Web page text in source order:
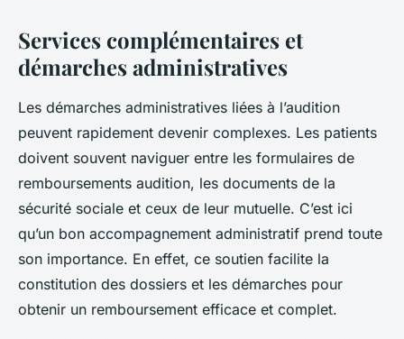
Services complémentaires et
démarches administratives
Les démarches administratives liées à l’audition
peuvent rapidement devenir complexes. Les patients
doivent souvent naviguer entre les formulaires de
remboursements audition, les documents de la
sécurité sociale et ceux de leur mutuelle. C’est ici
qu’un bon accompagnement administratif prend toute
son importance. En effet, ce soutien facilite la
constitution des dossiers et les démarches pour
obtenir un remboursement efficace et complet.